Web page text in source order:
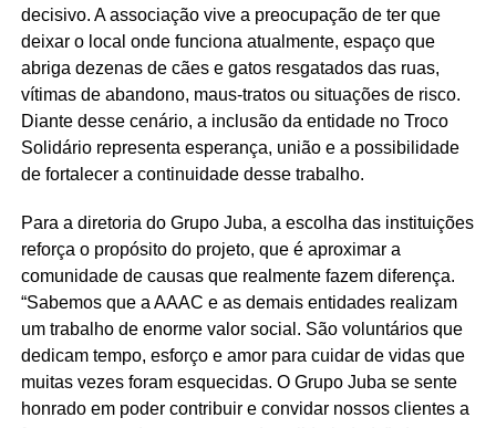
decisivo. A associação vive a preocupação de ter que
deixar o local onde funciona atualmente, espaço que
abriga dezenas de cães e gatos resgatados das ruas,
vítimas de abandono, maus-tratos ou situações de risco.
Diante desse cenário, a inclusão da entidade no Troco
Solidário representa esperança, união e a possibilidade
de fortalecer a continuidade desse trabalho.
Para a diretoria do Grupo Juba, a escolha das instituições
reforça o propósito do projeto, que é aproximar a
comunidade de causas que realmente fazem diferença.
“Sabemos que a AAAC e as demais entidades realizam
um trabalho de enorme valor social. São voluntários que
dedicam tempo, esforço e amor para cuidar de vidas que
muitas vezes foram esquecidas. O Grupo Juba se sente
honrado em poder contribuir e convidar nossos clientes a